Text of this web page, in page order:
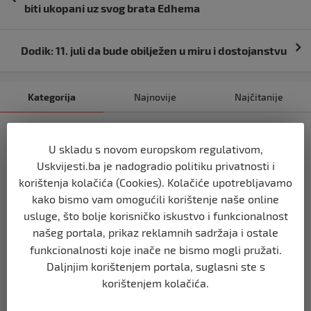
objava
biti ukopani uz svog brata Edhema
Dodik: 11. juli da bude obilježen u miru i dostojanstvu
Kategorija Najnovije Najčitanije
Ravnopravnost da — politička
manipulacija ne
prije 2 mjeseca
BIH
Postoje razne špekulacije oko ukidanja
OHR-a – šta vi mislite?
prije 3 mjeseca
U skladu s novom europskom regulativom,
Uskvijesti.ba je nadogradio politiku privatnosti i
korištenja kolačića (Cookies). Kolačiće upotrebljavamo
kako bismo vam omogućili korištenje naše online
usluge, što bolje korisničko iskustvo i funkcionalnost
našeg portala, prikaz reklamnih sadržaja i ostale
funkcionalnosti koje inače ne bismo mogli pružati.
Daljnjim korištenjem portala, suglasni ste s
korištenjem kolačića.